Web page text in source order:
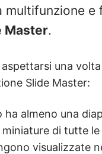
multifunzione e
Master.
una
Slide Master:
ha almeno una
miniature di tutte
visualizzate